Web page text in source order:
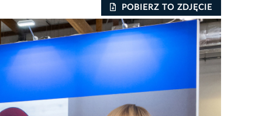
POBIERZ TO ZDJĘCIE